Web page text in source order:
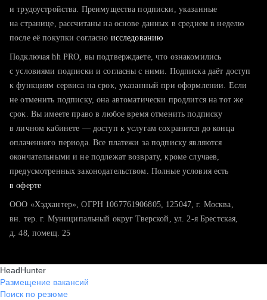
тратите много времени на поиск и вручную поднимаете
хотите сравнить себя с конкурентами и оценить шансы
и трудоустройства. Преимущества подписки, указанные
на странице, рассчитаны на основе данных в среднем в неделю
после её покупки согласно исследованию
Подключая hh PRO, вы подтверждаете, что ознакомились
с условиями подписки и согласны с ними. Подписка даёт доступ
к функциям сервиса на срок, указанный при оформлении. Если
не отменить подписку, она автоматически продлится на тот же
срок. Вы имеете право в любое время отменить подписку
в личном кабинете — доступ к услугам сохранится до конца
оплаченного периода. Все платежи за подписку являются
окончательными и не подлежат возврату, кроме случаев,
предусмотренных законодательством. Полные условия есть
в оферте
ООО «Хэдхантер», ОГРН 1067761906805, 125047, г. Москва,
вн. тер. г. Муниципальный округ Тверской, ул. 2-я Брестская,
д. 48, помещ. 25
HeadHunter
Размещение вакансий
Поиск по резюме